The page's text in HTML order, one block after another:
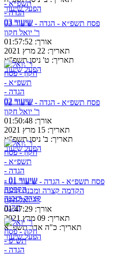
הפעל שיעור
פסח תשפ״א - הגדה - שיעור 03
ר' יואל חקון
אורך: 01:57:52
תאריך: 22 מרץ 2021
תאריך: ט' ניסן תשפ"א
הפעל שיעור
פסח תשפ״א - הגדה - שיעור 02
ר' יואל חקון
אורך: 01:50:48
תאריך: 15 מרץ 2021
תאריך: ב' ניסן תשפ"א
הפעל שיעור
פסח תשפ״א - הגדה - שיעור 01 -
הקדמה קצרה ומבנה ההגה
ר' יואל חקון
אורך: 01:47:29
תאריך: 09 מרץ 2021
תאריך: כ"ה אדר תשפ"א
הפעל שיעור